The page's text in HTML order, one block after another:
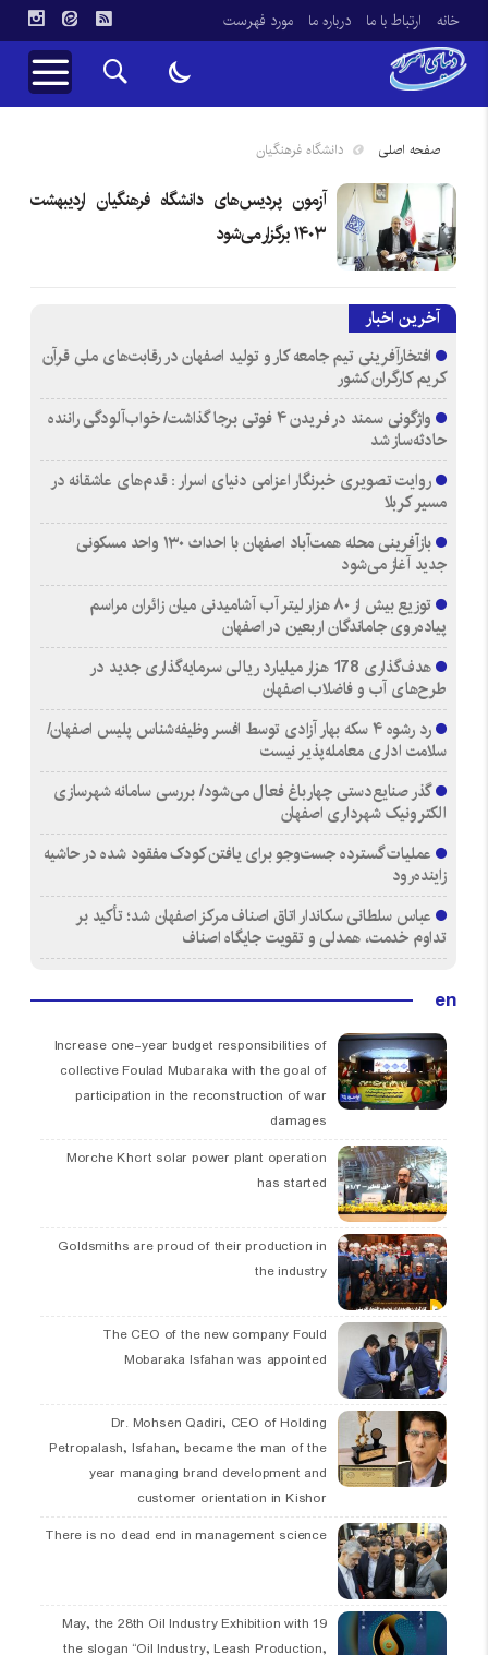
خانه ارتباط با ما درباره ما مورد فهرست
صفحه اصلی دانشگاه فرهنگیان
آزمون پردیس‌های دانشگاه فرهنگیان اردیبهشت
۱۴۰۳ برگزار می‌شود
آخرین اخبار
افتخارآفرینی تیم جامعه کار و تولید اصفهان در رقابت‌های ملی قرآن
کریم کارگران کشور
واژگونی سمند در فریدن ۴ فوتی برجا گذاشت/ خواب‌آلودگی راننده
حادثه‌ساز شد
روایت تصویری خبرنگار اعزامی دنیای اسرار : قدم‌های عاشقانه در
مسیر کربلا
بازآفرینی محله همت‌آباد اصفهان با احداث ۱۳۰ واحد مسکونی
جدید آغاز می‌شود
توزیع بیش از ۸۰ هزار لیتر آب آشامیدنی میان زائران مراسم
پیاده‌روی جاماندگان اربعین در اصفهان
هدف‌گذاری 178 هزار میلیارد ریالی سرمایه‌گذاری جدید در
طرح‌های آب و فاضلاب اصفهان
رد رشوه ۴ سکه بهار آزادی توسط افسر وظیفه‌شناس پلیس اصفهان/
سلامت اداری معامله‌پذیر نیست
گذر صنایع‌دستی چهارباغ فعال می‌شود/ بررسی سامانه شهرسازی
الکترونیک شهرداری اصفهان
عملیات گسترده جست‌وجو برای یافتن کودک مفقود شده در حاشیه
زاینده‌رود
عباس سلطانی سکاندار اتاق اصناف مرکز اصفهان شد؛ تأکید بر
تداوم خدمت، همدلی و تقویت جایگاه اصناف
en
Increase one-year budget responsibilities of
collective Foulad Mubaraka with the goal of
participation in the reconstruction of war
damages
Morche Khort solar power plant operation
has started
Goldsmiths are proud of their production in
the industry
The CEO of the new company Fould
Mobaraka Isfahan was appointed
Dr. Mohsen Qadiri, CEO of Holding
Petropalash, Isfahan, became the man of the
year managing brand development and
customer orientation in Kishor
There is no dead end in management science
19 May, the 28th Oil Industry Exhibition with
the slogan “Oil Industry, Leash Production,